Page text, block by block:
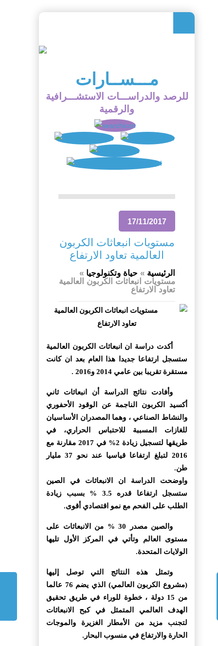
مـــســارات
للرصد والدراســـات الاستشـــرافية
والرقمية
17/11/2017
مستويات انبعاثات الكربون
العالمية تعاود الارتفاع
الرئيسية » حياة وتكنولوجيا »
مستويات انبعاثات الكربون العالمية
تعاود الارتفاع
أكدت دراسة ان انبعاثات الكربون العالمية
ستسجل ارتفاعا جديدا هذا العام بعد ان كانت
مستقرة تقريبا بين عامي 2014 و2016 .
وأفادت نتائج الدراسة أن انبعاثات ثاني
أكسيد الكربون الناجمة عن الوقود الأحفوري
والنشاط الصناعي ، وهما المصدران الأساسيان
للغازات المسببة للاحتباس الحراري، في
طريقها لتسجيل زيادة 2% في 2017 مقارنة مع
2016 لتبلغ ارتفاعا قياسيا عند نحو 37 مليار
طن.
واوضحت الدراسة ان الانبعاثات في الصين
ستسجل ارتفاعا قدره 3.5 % بسبب زيادة
الطلب على الفحم مع نمو اقتصادي أقوى.
والصين مصدر 30 % من الانبعاثات على
مستوى العالم وتأتي في المركز الأول تليها
الولايات المتحدة.
وتمثل هذه النتائج التي توصل إليها
(مشروع الكربون العالمي) الذي يضم 76 عالما
من 15 دولة ، خطوة للوراء في طريق تحقيق
الهدف العالمي المتمثل في كبح الانبعاثات
لتجنب مزيد من الأمطار الغزيرة والموجات
الحارة والارتفاع في منسوب البحار.